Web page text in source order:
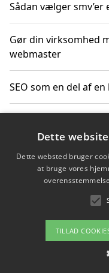
Sådan vælger
Gør din virksomhed
webmaster
SEO som en del af
Sådan får du hjælp
Om /
Dette
Dette websted bruger
at bruge vores
TILLAD